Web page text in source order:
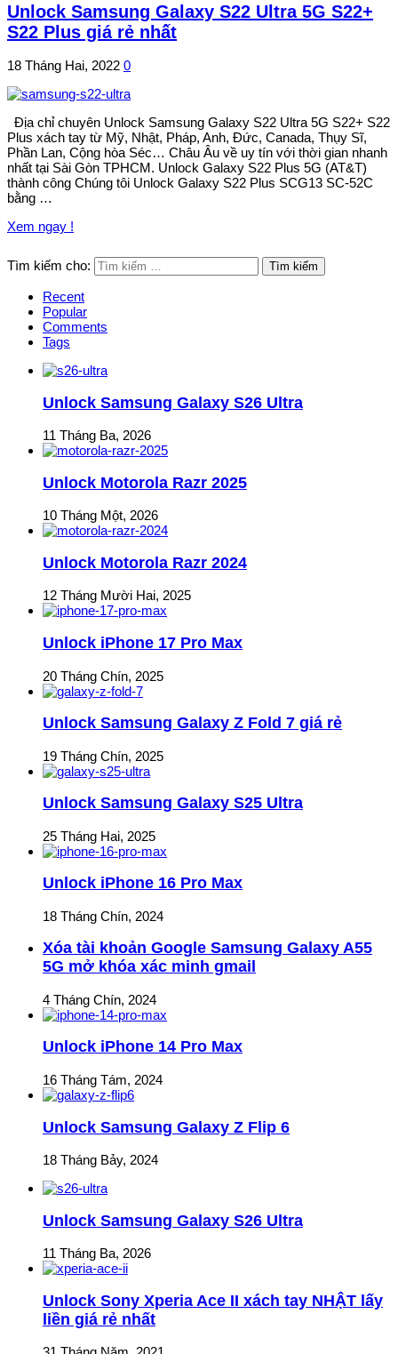
Unlock Samsung Galaxy S22 Ultra 5G S22+
S22 Plus giá rẻ nhất
18 Tháng Hai, 2022 0
Địa chỉ chuyên Unlock Samsung Galaxy S22 Ultra 5G S22+ S22
Plus xách tay từ Mỹ, Nhật, Pháp, Anh, Đức, Canada, Thụy Sĩ,
Phần Lan, Cộng hòa Séc… Châu Âu về uy tín với thời gian nhanh
nhất tại Sài Gòn TPHCM. Unlock Galaxy S22 Plus 5G (AT&T)
thành công Chúng tôi Unlock Galaxy S22 Plus SCG13 SC-52C
bằng …
Xem ngay !
Tìm kiếm cho:
Recent
Popular
Comments
Tags
Unlock Samsung Galaxy S26 Ultra
11 Tháng Ba, 2026
Unlock Motorola Razr 2025
10 Tháng Một, 2026
Unlock Motorola Razr 2024
12 Tháng Mười Hai, 2025
Unlock iPhone 17 Pro Max
20 Tháng Chín, 2025
Unlock Samsung Galaxy Z Fold 7 giá rẻ
19 Tháng Chín, 2025
Unlock Samsung Galaxy S25 Ultra
25 Tháng Hai, 2025
Unlock iPhone 16 Pro Max
18 Tháng Chín, 2024
Xóa tài khoản Google Samsung Galaxy A55
5G mở khóa xác minh gmail
4 Tháng Chín, 2024
Unlock iPhone 14 Pro Max
16 Tháng Tám, 2024
Unlock Samsung Galaxy Z Flip 6
18 Tháng Bảy, 2024
Unlock Samsung Galaxy S26 Ultra
11 Tháng Ba, 2026
Unlock Sony Xperia Ace II xách tay NHẬT lấy
liền giá rẻ nhất